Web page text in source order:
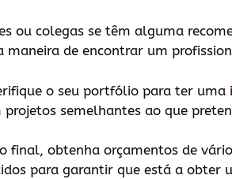
ou colegas se têm alguma
maneira de encontrar um
o seu portfólio para ter uma
semelhantes ao que
final, obtenha orçamentos de
para garantir que está a obter